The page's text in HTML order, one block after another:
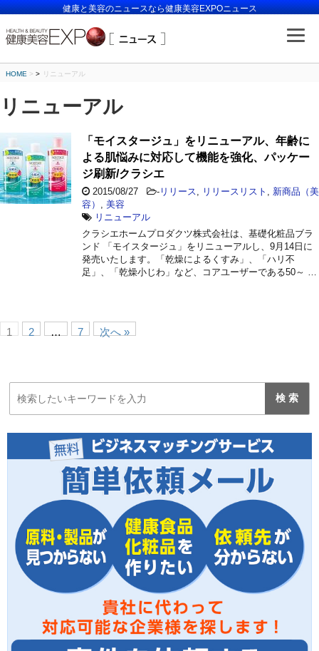
健康と美容のニュースなら健康美容EXPOニュース
HOME > リニューアル
リニューアル
「モイスタージュ」をリニューアル、年齢に
よる肌悩みに対応して機能を強化、パッケー
ジ刷新/クラシエ
2015/08/27 - リリース リリースリスト
新商品（美
容）
美容
リニューアル
クラシエホームプロダクツ株式会社は、基礎化粧品ブラ
ンド 「モイスタージュ」をリニューアルし、9月14日に
発売いたします。「乾燥によるくすみ」、「ハリ不
足」、「乾燥小じわ」など、コアユーザーである50～ …
1 2 … 7 次へ »